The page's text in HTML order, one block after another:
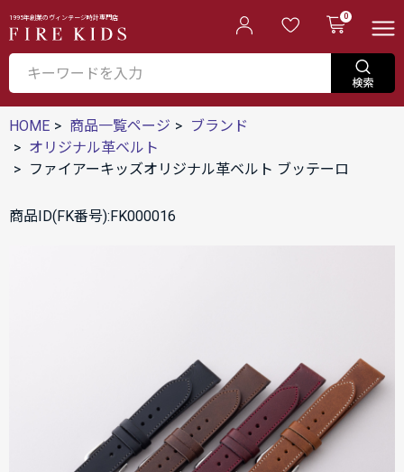
1995年創業のヴィンテージ時計専門店 0
HOME 商品一覧ページ
ブランド
オリジナル革ベルト
ファイアーキッズオリジナル革ベルト ブッテーロ
商品ID(FK番号):FK000016